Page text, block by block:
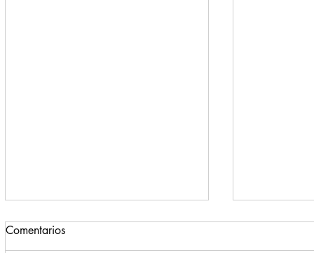
Comentarios